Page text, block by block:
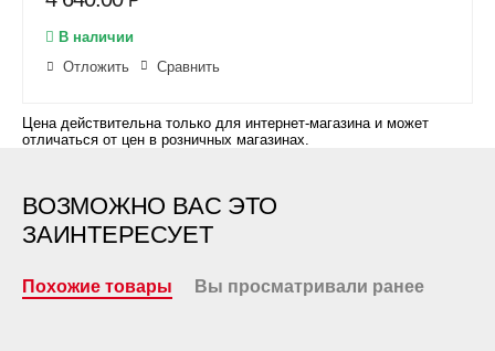
В наличии
Отложить
Сравнить
Цена действительна только для интернет-магазина и может
отличаться от цен в розничных магазинах.
ВОЗМОЖНО ВАС ЭТО
ЗАИНТЕРЕСУЕТ
Похожие товары Вы просматривали ранее